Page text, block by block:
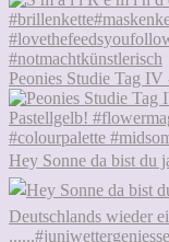
Peonies Studie Tag
Hey Sonne da bist du